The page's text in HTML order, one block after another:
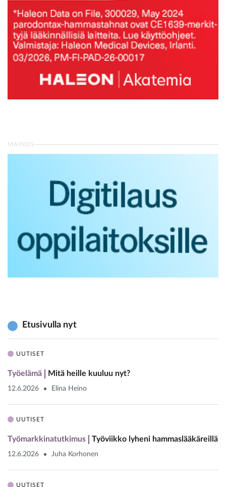
MAINOS
Etusivulla nyt
UUTISET
Työelämä Mitä heille kuuluu nyt?
12.6.2026 Elina Heino
UUTISET
Työmarkkinatutkimus Työviikko lyheni hammaslääkäreillä
12.6.2026 Juha Korhonen
UUTISET